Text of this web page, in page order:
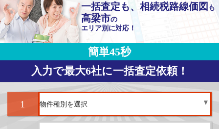
一括査定も、相続税路線価図 も
高梁市の
エリア別に対応！
簡単45秒
入力で最大6社に一括査定依頼！
1